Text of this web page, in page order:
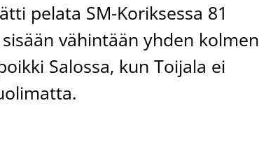
pelata SM-Koriksessa 81
vähintään yhden kolmen
Salossa, kun Toijala ei